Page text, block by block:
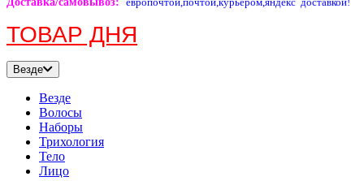
ТОВАР ДНЯ
Везде
Везде
Волосы
Наборы
Трихология
Тело
Лицо